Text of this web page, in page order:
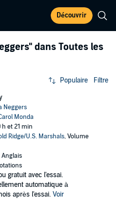
Découvrir
dans Toutes les
Populaire Filtre
Neggers
Monda
h et 21 min
Ridge/U.S. Marshals, Volume
Anglais
gratuit avec l'essai.
automatique à
après l'essai. Voir